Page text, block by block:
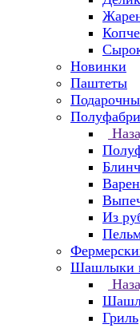
Новинки
Паштеты
Из
Шашлыки
Гриль